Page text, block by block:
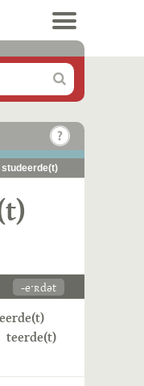
studeerde(t)
-eˑʀdət
teerde(t)